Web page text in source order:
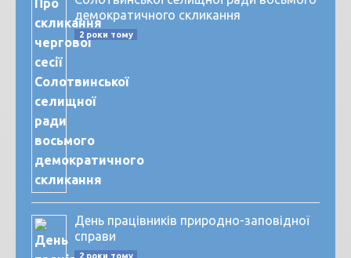
демократичного скликання
2 роки тому
День працівників природно-заповідної
справи
2 роки тому